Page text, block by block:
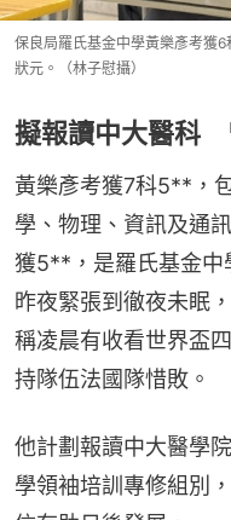
保良局羅氏基金中學黃樂彥考獲
狀元。（林子慰攝）
擬報讀中大醫科
黃樂彥考獲7科5**，
學、物理、資訊及通
獲5**，是羅氏基金中
昨夜緊張到徹夜未眠
稱凌晨有收看世界盃
持隊伍法國隊惜敗。
他計劃報讀中大醫學
學領袖培訓專修組別